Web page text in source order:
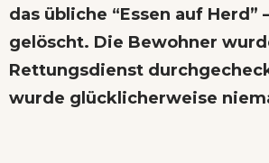
das übliche “Essen auf Herd”
gelöscht. Die Bewohner
Rettungsdienst
wurde glücklicherweise